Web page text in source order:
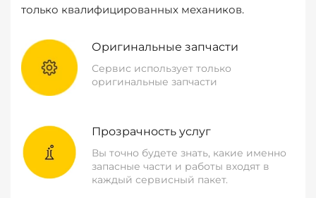
только квалифицированных механиков.
Оригинальные запчасти
Сервис использует только
оригинальные запчасти
Прозрачность услуг
Вы точно будете знать, какие именно
запасные части и работы входят в
каждый сервисный пакет.